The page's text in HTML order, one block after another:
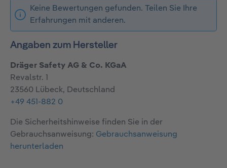
Keine Bewertungen gefunden. Teilen Sie Ihre
Erfahrungen mit anderen.
Angaben zum Hersteller
Dräger Safety AG & Co. KGaA
Revalstr. 1
23560 Lübeck, Deutschland
+49 451-882 0
Die Sicherheitshinweise finden Sie in der
Gebrauchsanweisung: Gebrauchsanweisung
herunterladen